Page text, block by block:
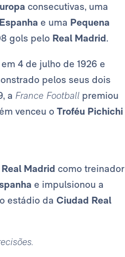
consecutivas, uma
e uma Pequena
gols pelo Real Madrid.
4 de julho de 1926 e
pelos seus dois
a France Football premiou
venceu o Troféu Pichichi
Real Madrid como treinador
e impulsionou a
estádio da Ciudad Real